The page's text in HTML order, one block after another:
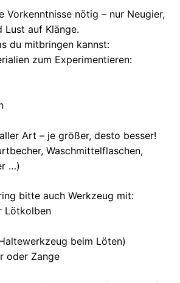
Vorkenntnisse nötig – nur Neugier,
Lust auf Klänge.
du mitbringen kannst:
zum Experimentieren:
Art – je größer, desto besser!
Waschmittelflaschen,
…)
bitte auch Werkzeug mit:
Lötkolben
beim Löten)
oder Zange